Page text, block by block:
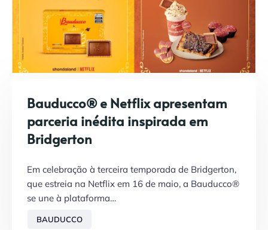
Bauducco® e Netflix apresentam
parceria inédita inspirada em
Bridgerton
Em celebração à terceira temporada de Bridgerton,
que estreia na Netflix em 16 de maio, a Bauducco®
se une à plataforma…
BAUDUCCO